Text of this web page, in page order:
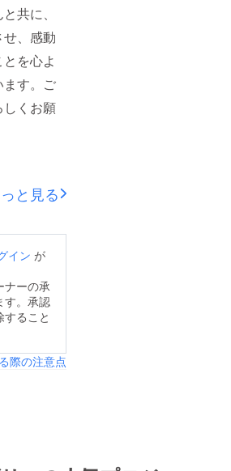
共に、
、感動
を心よ
ます。ご
くお願
と見る
イン が
ナーの承
す。承認
すること
際の注意点